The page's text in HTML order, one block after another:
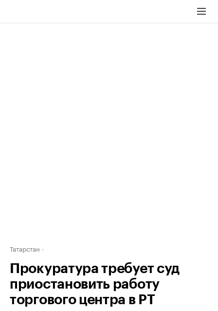
Татарстан
Прокуратура требует суд
приостановить работу
торгового центра в РТ